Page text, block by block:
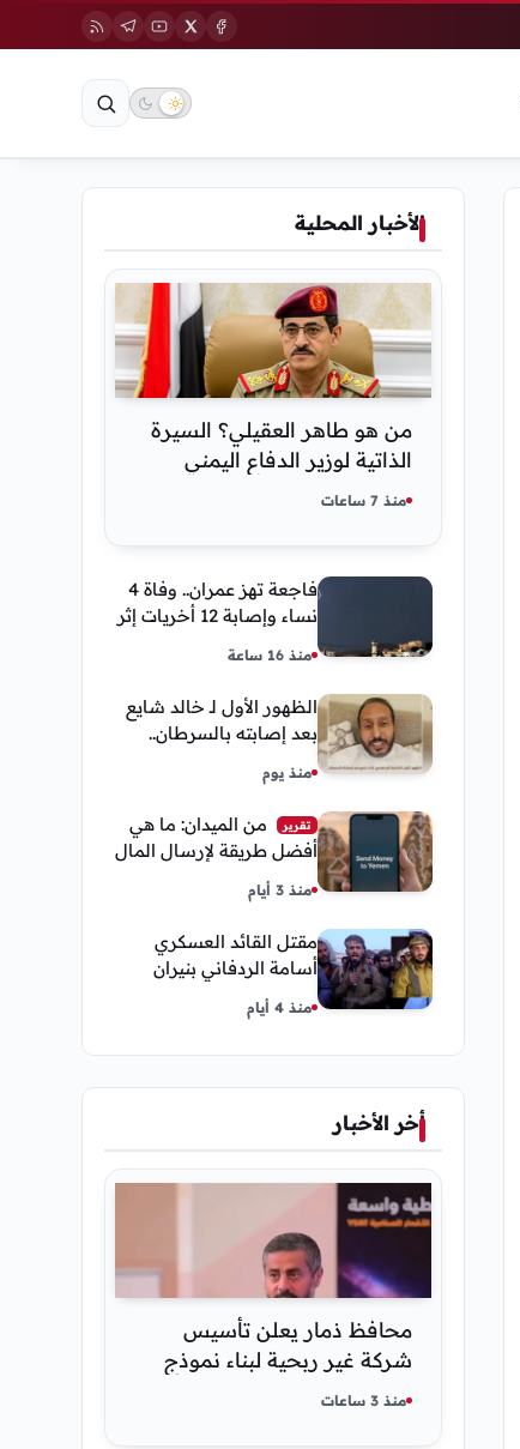
الأخبار المحلية
من هو طاهر العقيلي؟ السيرة
الذاتية لوزير الدفاع اليمني
الجديد وأبرز مناصبه
منذ 7 ساعات
فاجعة تهز عمران.. وفاة 4
نساء وإصابة 12 أخريات إثر
اجتماعية
منذ 16 ساعة
الظهور الأول لـ خالد شايع
بعد إصابته بالسرطان..
رحلة العلاج
منذ يوم
تقرير
من الميدان: ما هي
أفضل طريقة لإرسال المال
إلى اليمن من السعودية
وأمريكا
منذ 3 أيام
مقتل القائد العسكري
أسامة الردفاني بنيران
مسلحين مجهولين في
مديرية العبر
منذ 4 أيام
أخر الأخبار
محافظ ذمار يعلن تأسيس
شركة غير ربحية لبناء نموذج
ذكاء اصطناعي يمني
منذ 3 ساعات